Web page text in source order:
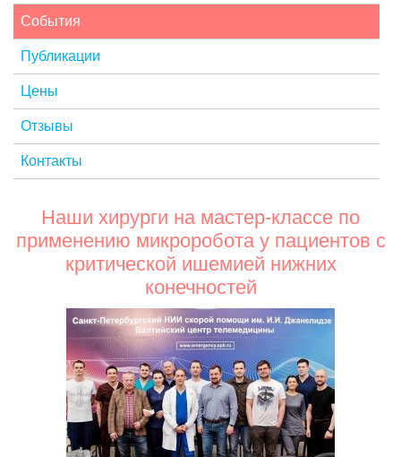
События
Публикации
Цены
Отзывы
Контакты
Наши хирурги на мастер-классе по
применению микроробота у пациентов с
критической ишемией нижних
конечностей